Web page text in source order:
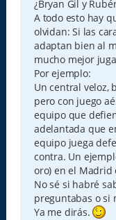
¿Bryan Gil y
A todo esto hay
olvidan: Si las
adaptan bien al
mucho mejor
Por ejemplo:
Un central veloz,
pero con juego
equipo que
adelantada que
equipo juega
contra. Un
oro) en el Madrid
No sé si habré
preguntabas o si
Ya me dirás.